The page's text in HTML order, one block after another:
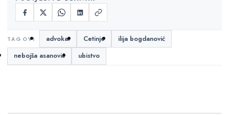
advokat Cetinje
ilija bogdanović
nebojša asanović
ubistvo